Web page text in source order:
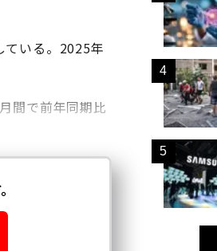
ている。2025年
間で前年同期比